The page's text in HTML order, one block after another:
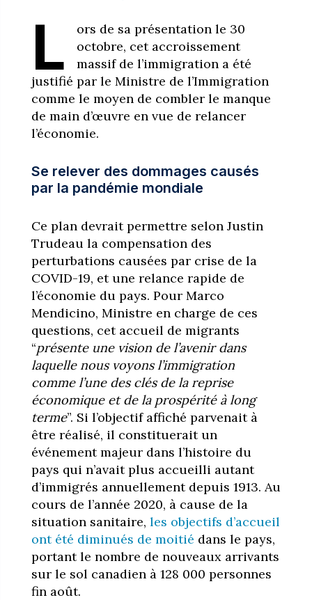
L
ors de sa présentation le 30
octobre, cet accroissement
massif de l’immigration a été
justifié par le Ministre de l’Immigration
comme le moyen de combler le manque
de main d’œuvre en vue de relancer
l’économie.
Se relever des dommages causés
par la pandémie mondiale
Ce plan devrait permettre selon Justin
Trudeau la compensation des
perturbations causées par crise de la
COVID-19, et une relance rapide de
l’économie du pays. Pour Marco
Mendicino, Ministre en charge de ces
questions, cet accueil de migrants
“présente une vision de l’avenir dans
laquelle nous voyons l’immigration
comme l’une des clés de la reprise
économique et de la prospérité à long
terme”. Si l’objectif affiché parvenait à
être réalisé, il constituerait un
événement majeur dans l’histoire du
pays qui n’avait plus accueilli autant
d’immigrés annuellement depuis 1913. Au
cours de l’année 2020, à cause de la
situation sanitaire, les objectifs d’accueil
ont été diminués de moitié dans le pays,
portant le nombre de nouveaux arrivants
sur le sol canadien à 128 000 personnes
fin août.